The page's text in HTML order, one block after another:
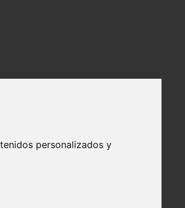
personalizados y